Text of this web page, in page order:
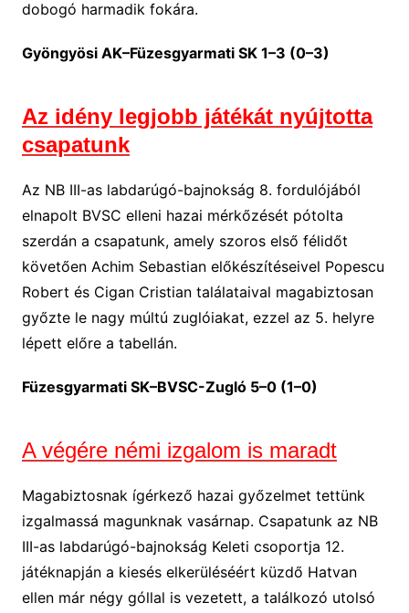
dobogó harmadik fokára.
Gyöngyösi AK–Füzesgyarmati SK 1–3 (0–3)
Az idény legjobb játékát nyújtotta
csapatunk
Az NB III-as labdarúgó-bajnokság 8. fordulójából
elnapolt BVSC elleni hazai mérkőzését pótolta
szerdán a csapatunk, amely szoros első félidőt
követően Achim Sebastian előkészítéseivel Popescu
Robert és Cigan Cristian találataival magabiztosan
győzte le nagy múltú zuglóiakat, ezzel az 5. helyre
lépett előre a tabellán.
Füzesgyarmati SK–BVSC-Zugló 5–0 (1–0)
A végére némi izgalom is maradt
Magabiztosnak ígérkező hazai győzelmet tettünk
izgalmassá magunknak vasárnap. Csapatunk az NB
III-as labdarúgó-bajnokság Keleti csoportja 12.
játéknapján a kiesés elkerüléséért küzdő Hatvan
ellen már négy góllal is vezetett, a találkozó utolsó